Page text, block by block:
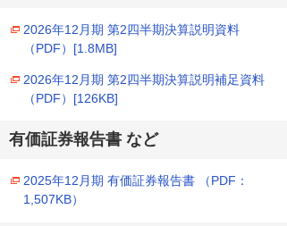
2026年12月期 第2四半期決算説明資料
（PDF）[1.8MB]
2026年12月期 第2四半期決算説明補足資料
（PDF）[126KB]
有価証券報告書 など
2025年12月期 有価証券報告書 （PDF：
1,507KB）